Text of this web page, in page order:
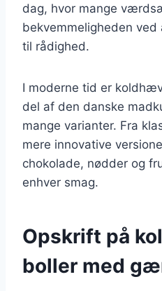
dag, hvor mange
bekvemmeligheden
til rådighed.
I moderne tid er
del af den danske
mange varianter. Fra
mere innovative
chokolade, nødder og
enhver smag.
Opskrift på
boller med